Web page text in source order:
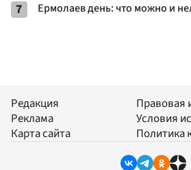
7 Ермолаев день: что можно и
Редакция
Реклама
Карта сайта
Правовая
Условия
Политика